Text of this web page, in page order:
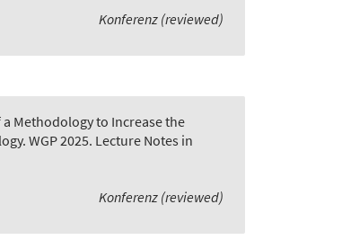
Konferenz (reviewed)
Methodology to Increase the
WGP 2025. Lecture Notes in
Konferenz (reviewed)